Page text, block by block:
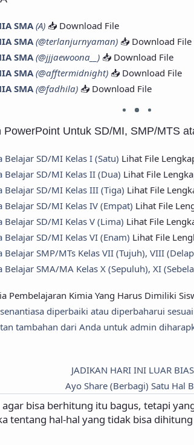
SMA (A) 📥 Download File
SMA (@terlanjurnyaman) 📥 Download File
SMA (@jjjaewoona__) 📥 Download File
SMA (@afftermidnight) 📥 Download File
SMA (@fadhila) 📥 Download File
PowerPoint Untuk SD/MI, SMP/MTS
SD/MI Kelas I (Satu) Lihat File
Belajar SD/MI Kelas II (Dua) Lihat File
Belajar SD/MI Kelas III (Tiga) Lihat File
SD/MI Kelas IV (Empat) Lihat File
SD/MI Kelas V (Lima) Lihat File
SD/MI Kelas VI (Enam) Lihat File
SMP/MTs Kelas VII (Tujuh), VIII
SMA/MA Kelas X (Sepuluh), XI
Pembelajaran Kimia Yang Harus Dimiliki
diperbaiki atau diperbaharui
tambahan dari Anda untuk admin
JADIKAN HARI INI LUAR
Ayo Share (Berbagi) Satu Hal
bisa berhitung itu bagus, tetapi
tentang hal-hal yang tidak bisa